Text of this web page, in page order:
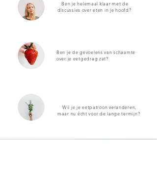
Ben je helemaal klaar met de
discussies over eten in je hoofd?
Ben je de gevoelens van schaamte
over je eetgedrag zat?
Wil je je eetpatroon veranderen,
maar nu écht voor de lange termijn?